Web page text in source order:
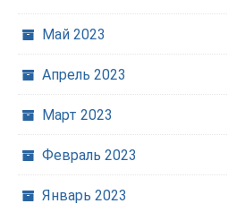
Май 2023
Апрель 2023
Март 2023
Февраль 2023
Январь 2023